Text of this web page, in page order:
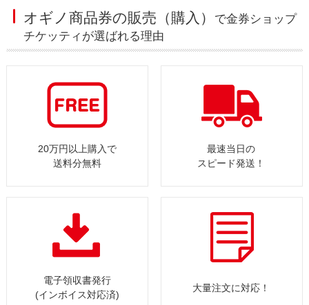
オギノ商品券の販売（購入）
で金券ショップ
チケッティが選ばれる理由
20万円以上購入で
送料分無料
最速当日の
スピード発送！
電子領収書発行
(インボイス対応済)
大量注文に対応！